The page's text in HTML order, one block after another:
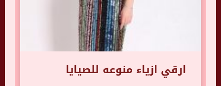
ارقي ازياء منوعه للصيايا